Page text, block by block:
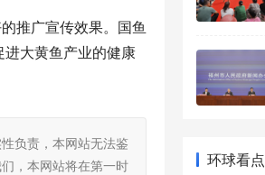
推广宣传效果。国鱼
大黄鱼产业的健康
负责，本网站无法鉴
，本网站将在第一时
环球看点